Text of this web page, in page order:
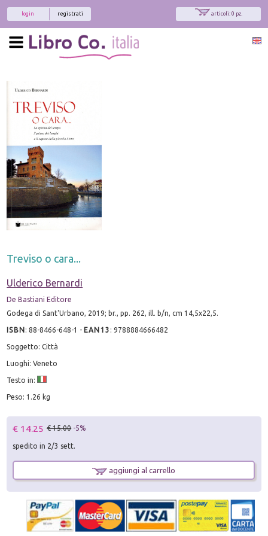
articoli: 0 pz.
registrati
login
Treviso o cara...
Ulderico Bernardi
De Bastiani Editore
Godega di Sant'Urbano, 2019; br., pp. 262, ill. b/n, cm 14,5x22,5.
ISBN:88-8466-648-1 - EAN13 :9788884666482
Soggetto: Città
Luoghi: Veneto
Testo in:
Peso: 1.26 kg
€ 14.25 € 15.00 -5%
spedito in 2/3 sett.
aggiungi al carrello